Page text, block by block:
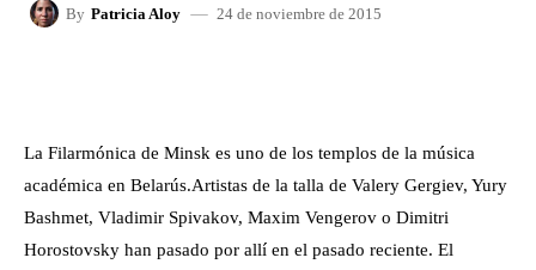
By Patricia Aloy 24 de noviembre de 2015
La Filarmónica de Minsk es uno de los templos de la música
académica en Belarús.Artistas de la talla de Valery Gergiev, Yury
Bashmet, Vladimir Spivakov, Maxim Vengerov o Dimitri
Horostovsky han pasado por allí en el pasado reciente. El